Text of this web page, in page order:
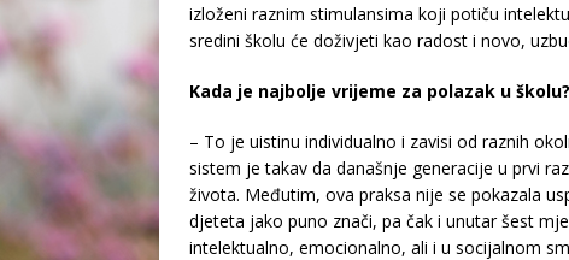
izloženi raznim stimulansima koji potiču
sredini školu će doživjeti kao radost i novo,
Kada je najbolje vrijeme za polazak u
– To je uistinu individualno i zavisi od raznih
sistem je takav da današnje generacije u prvi
života. Međutim, ova praksa nije se pokazala
djeteta jako puno znači, pa čak i unutar šest
intelektualno, emocionalno, ali i u socijalnom